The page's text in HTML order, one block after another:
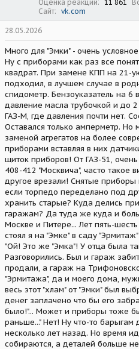
Оценка реакций
11 861
Сайт
vk.com
28.05.2026
Много для "Эмки" - очень
Ну с приборами как раз все
квадрат. При замене КПП на 21-
подходил, в лучшем случае в
спидометр. Бензоуказатель на 6
давление масла трубочкой и до
ГАЗ-М, где давления почти нет.
Оставался только амперметр. Но
заменой агрегатов на более
приборами вставляя в них
щиток приборов! От ГАЗ-51,
408-412 "Москвича", часто такое
другое врезали! Снятые приборы
если торпедо переделано под
хранить старые? Куда делись
гаражам? Да туда же куда и
Москве и Питере... Лет пять-
стоял я на "Эмке" в саду
"Ой! Это же "Эмка"! У отца была
Разговорились. Был и гараж
продали, а гараж на
"Эрмитажа", да и моего дома,
весь этот "хлам" от "Эмки" был
денег заплачено что бы его
было!"... Может и приборы тоже
раньше..." Нет! Ну что-то
несколько лет назад. Но время
собираются, а деталей больше